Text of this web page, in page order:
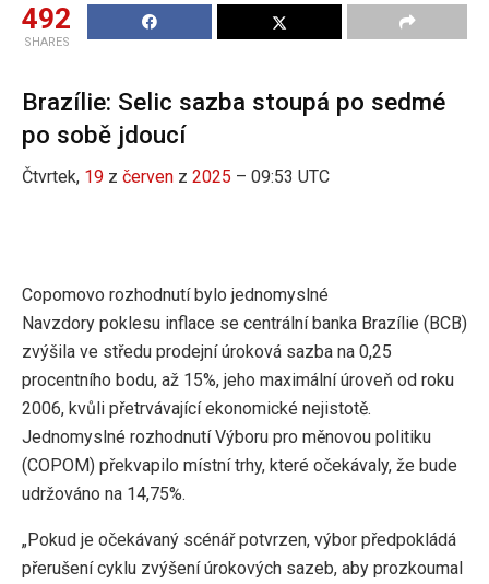
492
SHARES
Brazílie: Selic sazba stoupá po sedmé
po sobě jdoucí
Čtvrtek, 19 z červen z 2025 – 09:53 UTC
Copomovo rozhodnutí bylo jednomyslné
Navzdory poklesu inflace se centrální banka Brazílie (BCB)
zvýšila ve středu prodejní úroková sazba na 0,25
procentního bodu, až 15%, jeho maximální úroveň od roku
2006, kvůli přetrvávající ekonomické nejistotě.
Jednomyslné rozhodnutí Výboru pro měnovou politiku
(COPOM) překvapilo místní trhy, které očekávaly, že bude
udržováno na 14,75%.
„Pokud je očekávaný scénář potvrzen, výbor předpokládá
přerušení cyklu zvýšení úrokových sazeb, aby prozkoumal